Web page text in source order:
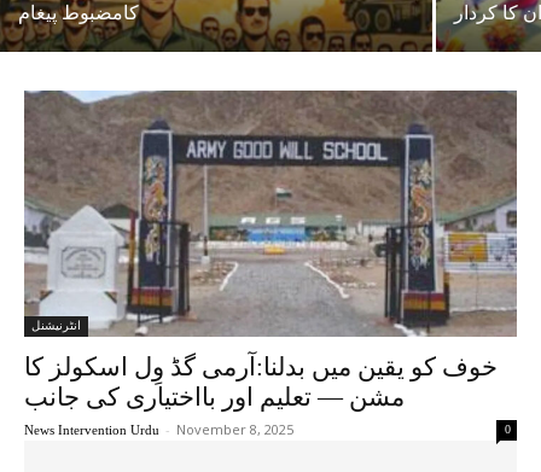
کامضبوط پیغام
کا کردار
انٹرنیشنل
خوف کو یقین میں بدلنا:آرمی گڈ وِل اسکولز کا
مشن — تعلیم اور بااختیاری کی جانب
News Intervention Urdu - November 8, 2025 0